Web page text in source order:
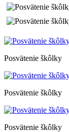
Posvätenie škôlky
Posvätenie škôlky
Posvätenie škôlky